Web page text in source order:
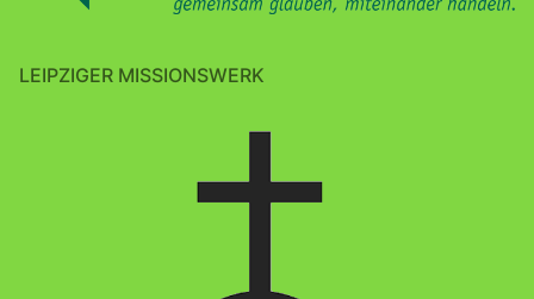
LEIPZIGER MISSIONSWERK